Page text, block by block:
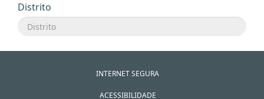
Distrito
INTERNET SEGURA
ACESSIBILIDADE